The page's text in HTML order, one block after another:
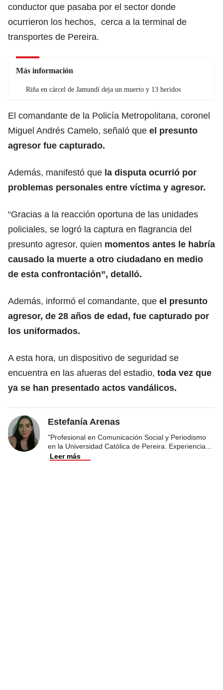
conductor que pasaba por el sector donde
ocurrieron los hechos, cerca a la terminal de
transportes de Pereira.
Más información
Riña en cárcel de Jamundí deja un muerto y 13 heridos
El comandante de la Policía Metropolitana, coronel
Miguel Andrés Camelo, señaló que el presunto
agresor fue capturado.
Además, manifestó que la disputa ocurrió por
problemas personales entre víctima y agresor.
“Gracias a la reacción oportuna de las unidades
policiales, se logró la captura en flagrancia del
presunto agresor, quien momentos antes le habría
causado la muerte a otro ciudadano en medio
de esta confrontación”, detalló.
Además, informó el comandante, que el presunto
agresor, de 28 años de edad, fue capturado por
los uniformados.
A esta hora, un dispositivo de seguridad se
encuentra en las afueras del estadio, toda vez que
ya se han presentado actos vandálicos.
Estefanía Arenas
"Profesional en Comunicación Social y Periodismo
en la Universidad Católica de Pereira. Experiencia
Leer más